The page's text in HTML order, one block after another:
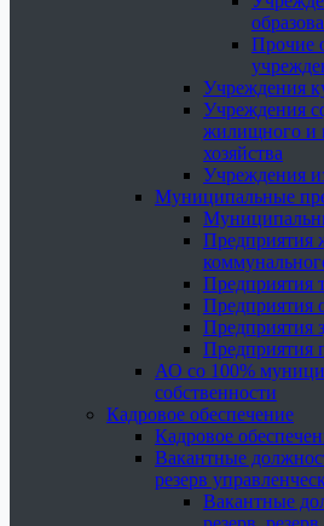
Прочие
Учреждения
Учреждения
жилищного и
хозяйства
Учреждения
Муниципальные
Предприятия
Предприятия
Предприятия
Предприятия
Предприятия
АО со 100%
собственности
Кадровое обеспечение
Кадровое
Вакантные
резерв
Вакантные